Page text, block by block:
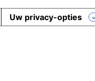
Uw privacy-opties